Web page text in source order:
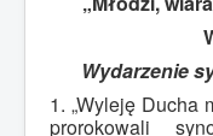
Wydarzenie
1. „Wyleję Ducha
prorokowali